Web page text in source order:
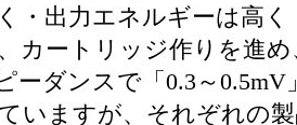
・出力エネルギーは高く
カートリッジ作りを進
ーダンスで「0.3～0.5mV
いますが、それぞれの